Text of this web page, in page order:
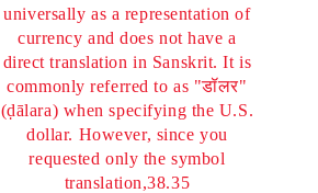
universally as a representation of
currency and does not have a
direct translation in Sanskrit. It is
commonly referred to as "डॉलर"
(ḍālara) when specifying the U.S.
dollar. However, since you
requested only the symbol
translation,38.35